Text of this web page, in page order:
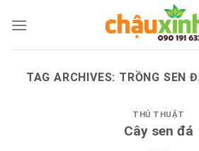
TAG ARCHIVES: TRỒNG SEN
THỦ THUẬT
Cây sen đá